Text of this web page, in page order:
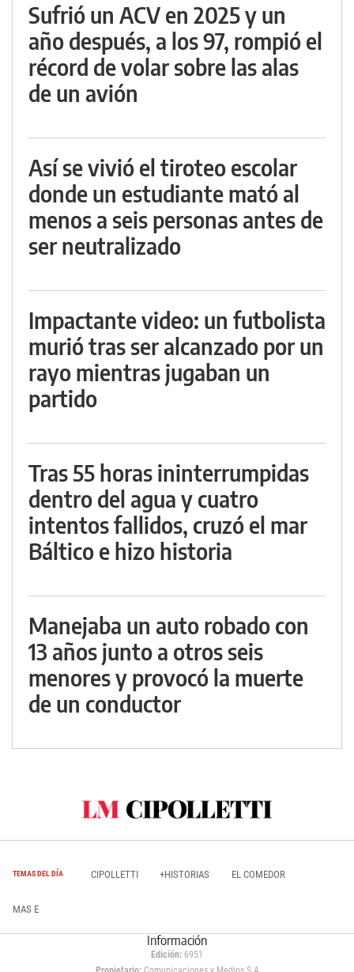
Sufrió un ACV en 2025 y un
año después, a los 97, rompió el
récord de volar sobre las alas
de un avión
Así se vivió el tiroteo escolar
donde un estudiante mató al
menos a seis personas antes de
ser neutralizado
Impactante video: un futbolista
murió tras ser alcanzado por un
rayo mientras jugaban un
partido
Tras 55 horas ininterrumpidas
dentro del agua y cuatro
intentos fallidos, cruzó el mar
Báltico e hizo historia
Manejaba un auto robado con
13 años junto a otros seis
menores y provocó la muerte
de un conductor
TEMAS DEL DÍA CIPOLLETTI +HISTORIAS EL COMEDOR
MAS E
Información
Edición: 6951